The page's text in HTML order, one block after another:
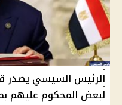
الرئيس السيسي يصدر
لبعض المحكوم عليهم